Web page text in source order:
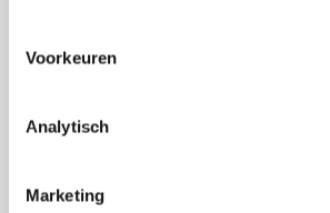
Voorkeuren
Analytisch
Marketing
alle organisaties met rechtspersoonlijkheid.
gemeenten (inclusief AGB’s, OCMW’s, …)
onderzoeksorganisaties en overheden.